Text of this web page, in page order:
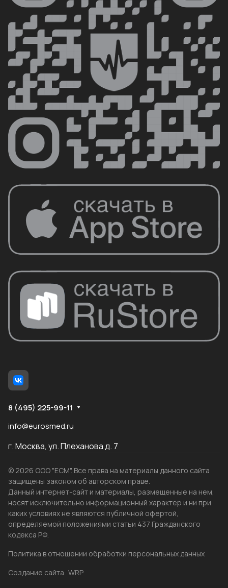
8 (495) 225-99-11
info@eurosmed.ru
г. Москва, ул. Плеханова д. 7
© 2026 ООО "ЕСМ". Все права на материалы данного сайта
защищены законом об авторском праве.
Данный интернет-сайт и материалы, размещенные на нем,
носят исключительно информационный характер и ни при
каких условиях не являются публичной офертой,
определяемой положениями статьи 437 Гражданского
кодекса РФ.
Политика в отношении обработки персональных данных
Создание сайта WRP